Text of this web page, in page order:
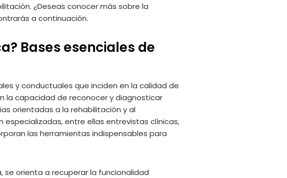
¿Deseas conocer más sobre la
a continuación.
Bases esenciales de
y conductuales que inciden en la calidad de
la capacidad de reconocer y diagnosticar
orientadas a la rehabilitación y al
entre ellas entrevistas clínicas,
las herramientas indispensables para
orienta a recuperar la funcionalidad